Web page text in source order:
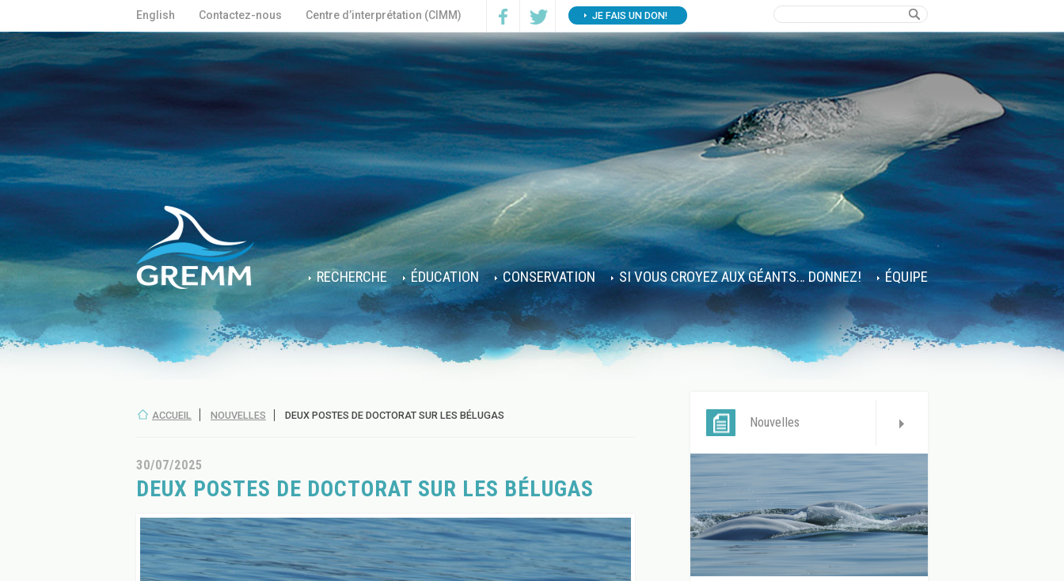
English Contactez-nous Centre d’interprétation (CIMM) JE FAIS UN DON!
RECHERCHE ÉDUCATION CONSERVATION SI VOUS CROYEZ AUX GÉANTS… DONNEZ! ÉQUIPE
ACCUEIL NOUVELLES DEUX POSTES DE DOCTORAT SUR LES BÉLUGAS
30/07/2025
DEUX POSTES DE DOCTORAT SUR LES BÉLUGAS
Nouvelles